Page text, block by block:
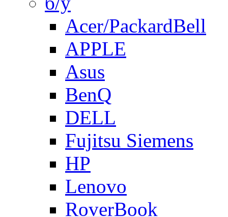
Acer/PackardBell
APPLE
Asus
BenQ
DELL
Fujitsu Siemens
HP
Lenovo
RoverBook